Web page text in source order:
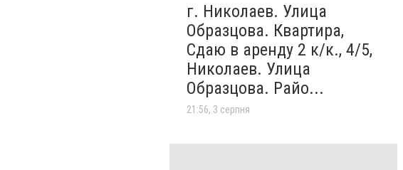
г. Николаев. Улица
Образцова. Квартира,
Сдаю в аренду 2 к/к., 4/5,
Николаев. Улица
Образцова. Райо...
21:56, 3 серпня